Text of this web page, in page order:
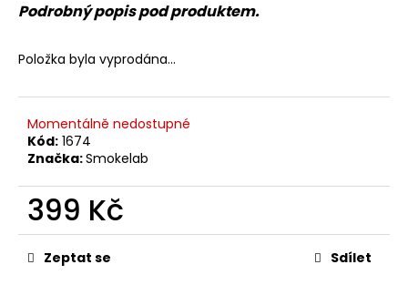
Podrobný popis pod produktem.
Položka byla vyprodána…
Momentálně nedostupné
Kód: 1674
Značka:Smokelab
399 Kč
Měrná
cena:Zeptat se Sdílet